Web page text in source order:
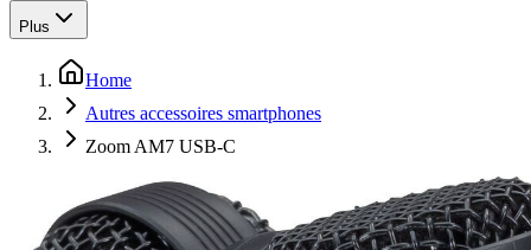
Plus
Home
Autres accessoires smartphones
Zoom AM7 USB-C